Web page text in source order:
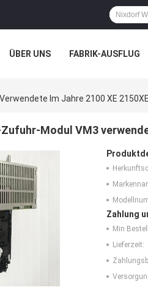
ÜBER UNS FABRIK-AUSFLUG
Im Jahre 2100 XE
Modul VM3
Zahlung
Min
Lieferzeit: